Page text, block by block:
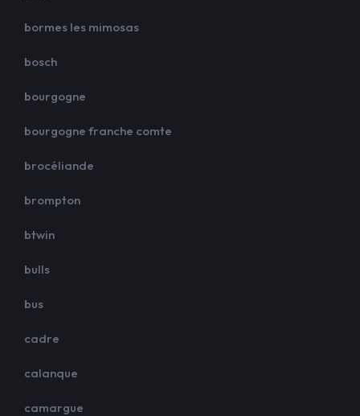
bormes les mimosas
bosch
bourgogne
bourgogne franche comte
brocéliande
brompton
btwin
bulls
bus
cadre
calanque
camargue